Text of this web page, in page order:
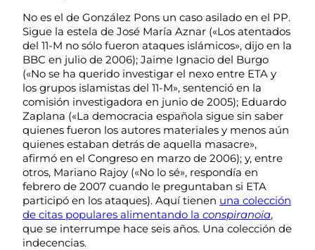
No es el de González Pons un caso asilado en el PP.
Sigue la estela de José María Aznar («Los atentados
del 11-M no sólo fueron ataques islámicos», dijo en la
BBC en julio de 2006); Jaime Ignacio del Burgo
(«No se ha querido investigar el nexo entre ETA y
los grupos islamistas del 11-M», sentenció en la
comisión investigadora en junio de 2005); Eduardo
Zaplana («La democracia española sigue sin saber
quienes fueron los autores materiales y menos aún
quienes estaban detrás de aquella masacre»,
afirmó en el Congreso en marzo de 2006); y, entre
otros, Mariano Rajoy («No lo sé», respondía en
febrero de 2007 cuando le preguntaban si ETA
participó en los ataques). Aquí tienen una colección
de citas populares alimentando la conspiranoia,
que se interrumpe hace seis años. Una colección de
indecencias.